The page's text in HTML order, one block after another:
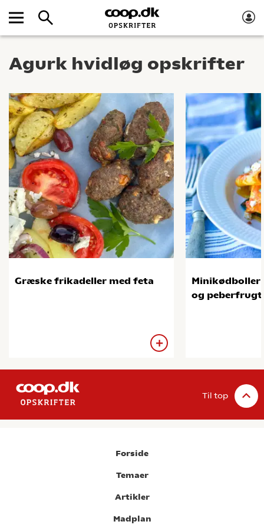
Agurk hvidløg opskrifter
Græske frikadeller med feta
Minikødboller
og
Til top
Forside
Temaer
Artikler
Madplan